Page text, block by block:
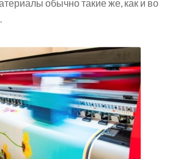
обычно такие же, как и во